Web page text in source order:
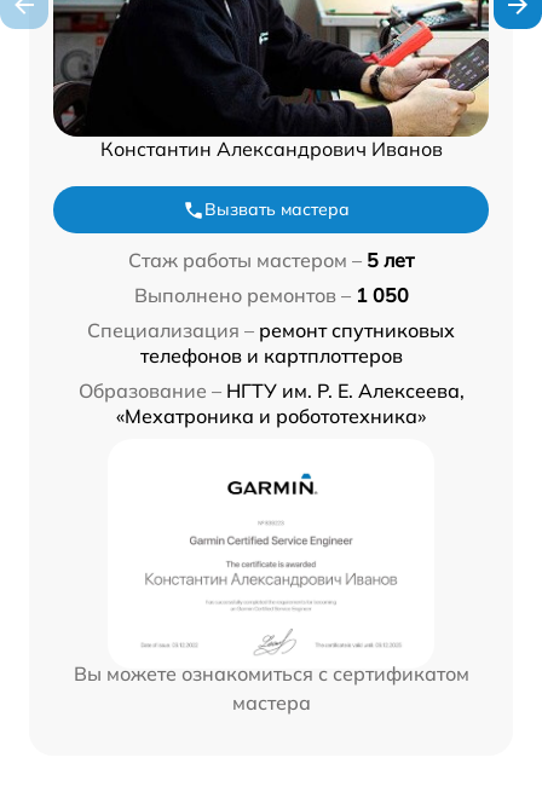
Константин Александрович Иванов
Вызвать мастера
Стаж работы мастером – 5 лет
Выполнено ремонтов – 1 050
Специализация – ремонт спутниковых
телефонов и картплоттеров
Образование – НГТУ им. Р. Е. Алексеева,
«Мехатроника и робототехника»
Вы можете ознакомиться с сертификатом
мастера